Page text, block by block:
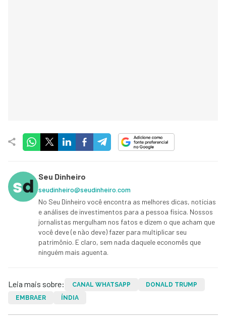
Seu Dinheiro
seudinheiro@seudinheiro.com
No Seu Dinheiro você encontra as melhores dicas, notícias
e análises de investimentos para a pessoa física. Nossos
jornalistas mergulham nos fatos e dizem o que acham que
você deve (e não deve) fazer para multiplicar seu
patrimônio. E claro, sem nada daquele economês que
ninguém mais aguenta.
Leia mais sobre: CANAL WHATSAPP
DONALD TRUMP
EMBRAER
ÍNDIA